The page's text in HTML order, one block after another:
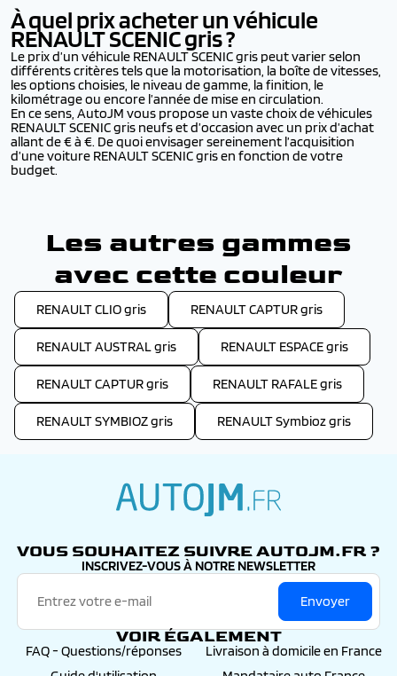
À quel prix acheter un véhicule
RENAULT SCENICgris ?
Le prix d’un véhicule RENAULT SCENIC gris peut varier selon
différents critères tels que la motorisation, la boîte de vitesses,
les options choisies, le niveau de gamme, la finition, le
kilométrage ou encore l’année de mise en circulation.
En ce sens, AutoJM vous propose un vaste choix de véhicules
RENAULT SCENIC gris neufs et d’occasion avec un prix d’achat
allant de € à €. De quoi envisager sereinement l’acquisition
d’une voiture RENAULT SCENIC gris en fonction de votre
budget.
Les autres gammes
avec cette couleur
RENAULT CLIO gris RENAULT CAPTUR gris
RENAULT AUSTRAL gris RENAULT ESPACE gris
RENAULT CAPTUR gris RENAULT RAFALE gris
RENAULT SYMBIOZ gris RENAULT Symbioz gris
VOUS SOUHAITEZ SUIVRE AUTOJM.FR ?
INSCRIVEZ-VOUS À NOTRE NEWSLETTER
Envoyer
VOIR ÉGALEMENT
FAQ - Questions/réponses
Livraison à domicile en France